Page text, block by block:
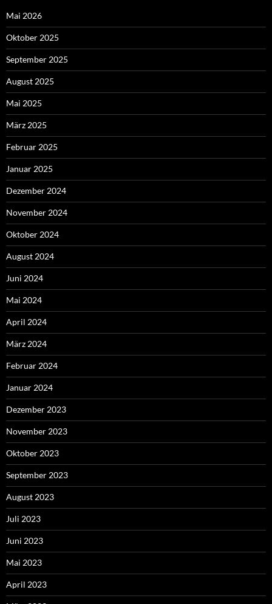
Mai 2026
Oktober 2025
September 2025
August 2025
Mai 2025
März 2025
Februar 2025
Januar 2025
Dezember 2024
November 2024
Oktober 2024
August 2024
Juni 2024
Mai 2024
April 2024
März 2024
Februar 2024
Januar 2024
Dezember 2023
November 2023
Oktober 2023
September 2023
August 2023
Juli 2023
Juni 2023
Mai 2023
April 2023